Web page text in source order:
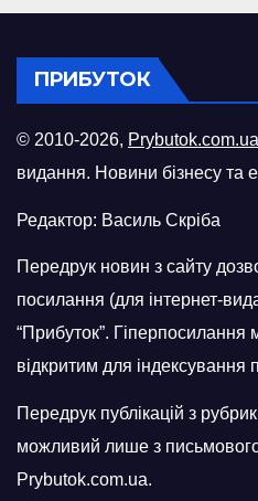
ПРИБУТОК
© 2010-2026, Prybutok.com.ua
видання. Новини бізнесу та
Редактор: Василь Скріба
Передрук новин з сайту
посилання (для інтернет-
“Прибуток”. Гіперпосилання
відкритим для
Передрук публікацій з рубрик
можливий лише з письмового
Prybutok.com.ua.